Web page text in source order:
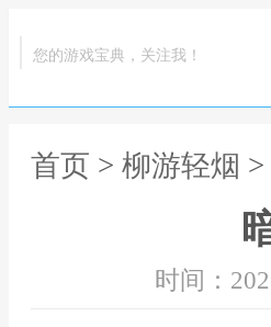
您的游戏宝典，关注我！
首页 > 柳游轻烟
时间：